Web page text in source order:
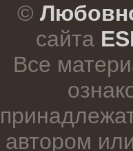
©
сайта
Все
автором